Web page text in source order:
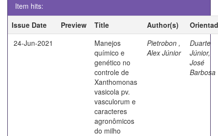
Item hits:
Issue Date
Preview Title Author(s)
24-Jun-2021
Manejos
químico e
genético no
controle de
Xanthomonas
vasicola pv.
vasculorum e
caracteres
agronômicos
do milho
Pietrobon ,
Alex Júnior
Duarte
Júnior,
José
Barbosa